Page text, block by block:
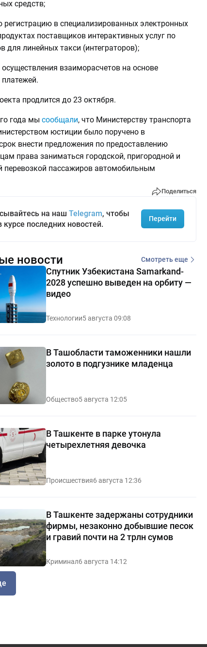
средств;
регистрацию в специализированных электронных
поставщиков интерактивных услуг по
для линейных такси (интеграторов);
взаиморасчетов на основе
продлится до 23 октября.
года мы сообщали, что Министерству транспорта
юстиции было поручено в
внести предложения по предоставлению
права заниматься городской, пригородной и
перевозкой пассажиров автомобильным
Поделиться
на наш Telegram, чтобы
курсе последних новостей.
Перейти
новости Смотреть еще
Спутник Узбекистана Samarkand-
2028 успешно выведен на орбиту —
видео
Технологии5 августа 09:08
В Ташобласти таможенники нашли
золото в подгузнике младенца
Общество5 августа 12:05
В Ташкенте в парке утонула
четырехлетняя девочка
Происшествия6 августа 12:36
В Ташкенте задержаны сотрудники
фирмы, незаконно добывшие песок
и гравий почти на 2 трлн сумов
Криминал6 августа 14:12